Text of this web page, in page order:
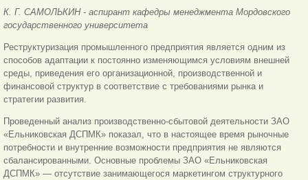
К. Г. САМОЛЬКИН- аспирант кафедры менеджмента Мордовского
государственного университета
Реструктуризация промышленного предприятия является одним из
способов адаптации к постоянно изменяющимся условиям внешней
среды, приведения его организационной, производственной и
финансовой структур в соответствие с требованиями рынка и
стратегии развития.
Проведенный анализ производственно-сбытовой деятельности ЗАО
«Ельниковская ДСПМК» показал, что в настоящее время рыночные
потребности и внутренние возможности предприятия не являются
сбалансированными. Основные проблемы ЗАО «Ельниковская
ДСПМК» — отсутствие занимающегося маркетингом структурного